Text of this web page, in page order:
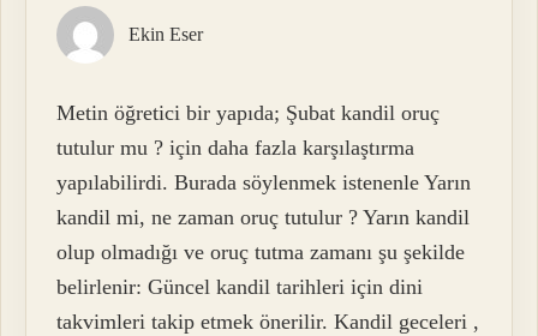
Ekin Eser
Metin öğretici bir yapıda; Şubat kandil oruç
tutulur mu ? için daha fazla karşılaştırma
yapılabilirdi. Burada söylenmek istenenle Yarın
kandil mi, ne zaman oruç tutulur ? Yarın kandil
olup olmadığı ve oruç tutma zamanı şu şekilde
belirlenir: Güncel kandil tarihleri için dini
takvimleri takip etmek önerilir. Kandil geceleri ,